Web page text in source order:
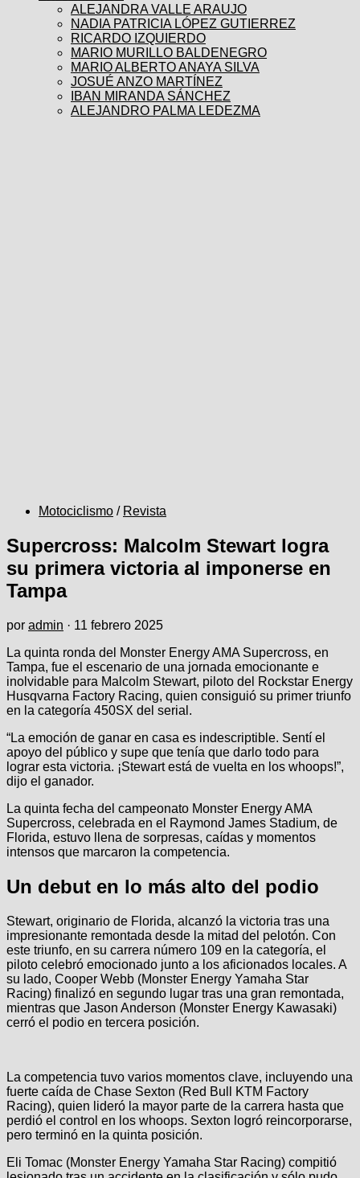
ALEJANDRA VALLE ARAUJO
NADIA PATRICIA LÓPEZ GUTIERREZ
RICARDO IZQUIERDO
MARIO MURILLO BALDENEGRO
MARIO ALBERTO ANAYA SILVA
JOSUÉ ANZO MARTÍNEZ
IBAN MIRANDA SÁNCHEZ
ALEJANDRO PALMA LEDEZMA
Motociclismo / Revista
Supercross: Malcolm Stewart logra
su primera victoria al imponerse en
Tampa
por admin · 11 febrero 2025
La quinta ronda del Monster Energy AMA Supercross, en
Tampa, fue el escenario de una jornada emocionante e
inolvidable para Malcolm Stewart, piloto del Rockstar Energy
Husqvarna Factory Racing, quien consiguió su primer triunfo
en la categoría 450SX del serial.
“La emoción de ganar en casa es indescriptible. Sentí el
apoyo del público y supe que tenía que darlo todo para
lograr esta victoria. ¡Stewart está de vuelta en los whoops!”,
dijo el ganador.
La quinta fecha del campeonato Monster Energy AMA
Supercross, celebrada en el Raymond James Stadium, de
Florida, estuvo llena de sorpresas, caídas y momentos
intensos que marcaron la competencia.
Un debut en lo más alto del podio
Stewart, originario de Florida, alcanzó la victoria tras una
impresionante remontada desde la mitad del pelotón. Con
este triunfo, en su carrera número 109 en la categoría, el
piloto celebró emocionado junto a los aficionados locales. A
su lado, Cooper Webb (Monster Energy Yamaha Star
Racing) finalizó en segundo lugar tras una gran remontada,
mientras que Jason Anderson (Monster Energy Kawasaki)
cerró el podio en tercera posición.
La competencia tuvo varios momentos clave, incluyendo una
fuerte caída de Chase Sexton (Red Bull KTM Factory
Racing), quien lideró la mayor parte de la carrera hasta que
perdió el control en los whoops. Sexton logró reincorporarse,
pero terminó en la quinta posición.
Eli Tomac (Monster Energy Yamaha Star Racing) compitió